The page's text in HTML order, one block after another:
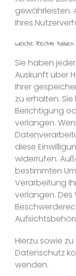
gewährleisten.
Ihres
Welche Rechte
Sie haben
Auskunft über
Ihrer
zu erhalten.
Berichtigung
verlangen.
diese
widerrufen.
bestimmten
Verarbeitung
verlangen. Des
Hierzu sowie
Datenschutz
wenden.